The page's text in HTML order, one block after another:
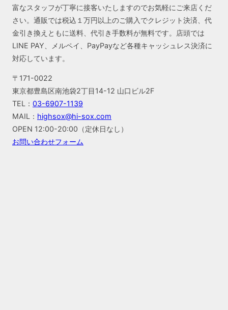
富なスタッフが丁寧に接客いたしますのでお気軽にご来店くだ
さい。通販では税込１万円以上のご購入でクレジット決済、代
金引き換えともに送料、代引き手数料が無料です。店頭では
LINE PAY、メルペイ、PayPayなど各種キャッシュレス決済に
対応しています。
〒171-0022
東京都豊島区南池袋2丁目14-12 山口ビル2F
TEL： 03-6907-1139
MAIL： highsox@hi-sox.com
OPEN 12:00-20:00（定休日なし）
お問い合わせフォーム